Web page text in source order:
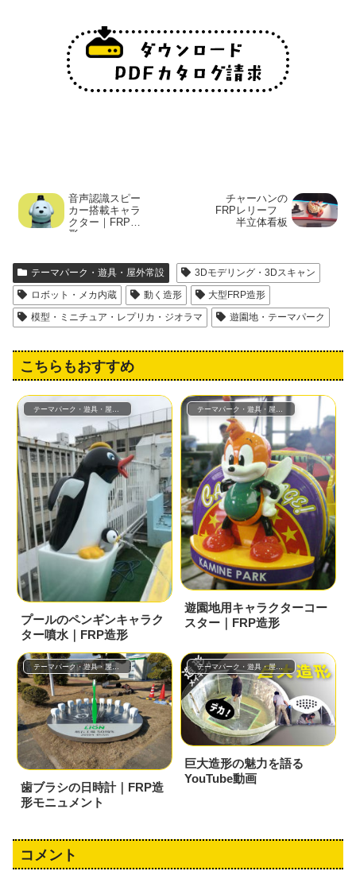
チャーハンの
FRPレリーフ
半立体看板
音声認識スピー
カー搭載キャラ
クター｜FRP人
形
テーマパーク・遊具・屋外常設
3Dモデリング・3Dスキャン
ロボット・メカ内蔵
動く造形
大型FRP造形
模型・ミニチュア・レプリカ・ジオラマ
遊園地・テーマパーク
こちらもおすすめ
テーマパーク・遊具・屋外常設
プールのペンギンキャラク
ター噴水｜FRP造形
テーマパーク・遊具・屋外常設
遊園地用キャラクターコー
スター｜FRP造形
テーマパーク・遊具・屋外常設
歯ブラシの日時計｜FRP造
形モニュメント
テーマパーク・遊具・屋外常設
巨大造形の魅力を語る
YouTube動画
コメント